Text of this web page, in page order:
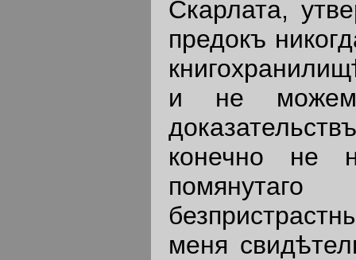
Скарлата,
предокъ
и не
конечно не
меня